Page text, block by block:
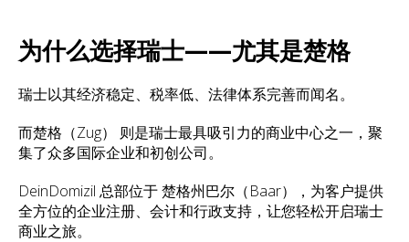
为什么选择瑞士——尤其是楚格
瑞士以其经济稳定、税率低、法律体系完善而闻名。
而楚格（Zug） 则是瑞士最具吸引力的商业中心之一，聚
集了众多国际企业和初创公司。
DeinDomizil 总部位于 楚格州巴尔（Baar），为客户提供
全方位的企业注册、会计和行政支持，让您轻松开启瑞士
商业之旅。